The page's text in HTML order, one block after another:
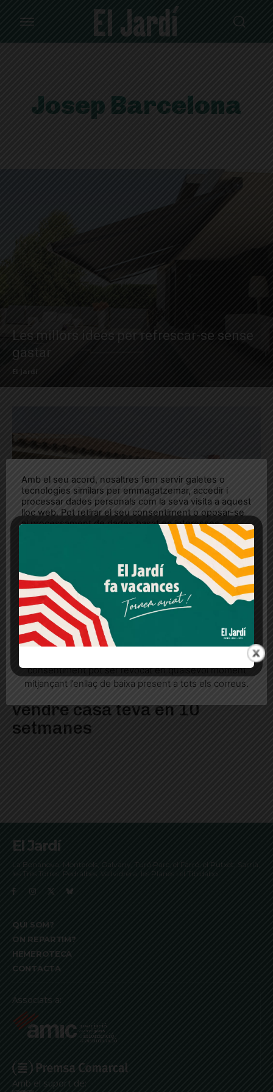
Josep Barcelona
Les millors idees per refrescar-se sense
gastar
El Jardí
Cinc principis bàsics per
vendre casa teva en 10
setmanes
El Jardí
La Bonanova, Monterols, Galvany, Turó Parc, el Farró, el Putxet, Sarrià,
les Tres Torres, Pedralbes, Vallvidrera, les Planes i el Tibidabo
QUI SOM?
ON REPARTIM?
HEMEROTECA
CONTACTA
Associats a:
Amb el suport de:
Amb el seu acord, nosaltres fem servir galetes o
tecnologies similars per emmagatzemar, accedir i
processar dades personals com la seva visita a aquest
lloc web. Pot retirar el seu consentiment o oposar-se
al processament de dades basat en interessos
legítims en qualsevol moment fent clic a "Ajustos de
cookies" o a la nostra Política de privacitat en aquest
lloc web. Si cliques "acceptar" dones el teu
Més informació Acceptar Rebutjar tot
Quan l’usuari crea un compte al Diari el Jardí, dona el
seu consentiment explícit per rebre comunicacions
consentiment pot ser revocat en qualsevol moment
mitjançant l’enllaç de baixa present a tots els correus.